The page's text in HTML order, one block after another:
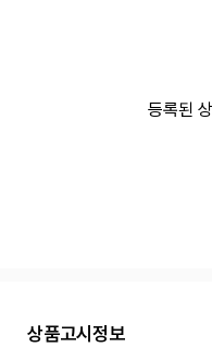
등록된
상품고시정보